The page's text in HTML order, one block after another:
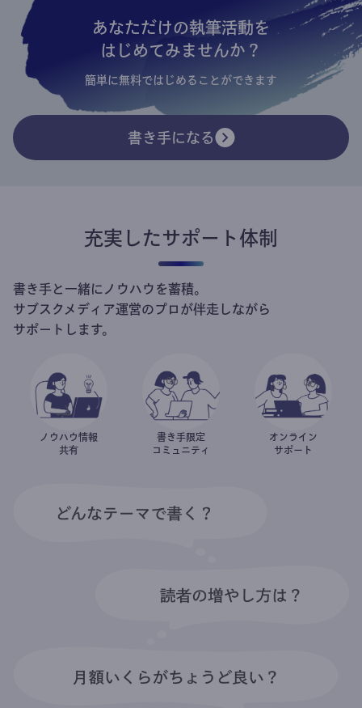
あなただけの執筆活動を
はじめてみませんか？
簡単に無料ではじめることができます
書き手になる
充実したサポート体制
書き手と一緒にノウハウを蓄積。
サブスクメディア運営のプロが伴走しながら
サポートします。
ノウハウ情報
共有
書き手限定
コミュニティ
オンライン
サポート